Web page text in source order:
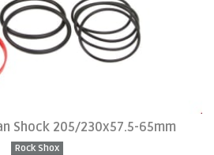
Shock 205/230x57.5-65mm
Rock Shox